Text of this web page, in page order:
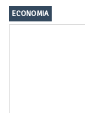
ECONOMIA